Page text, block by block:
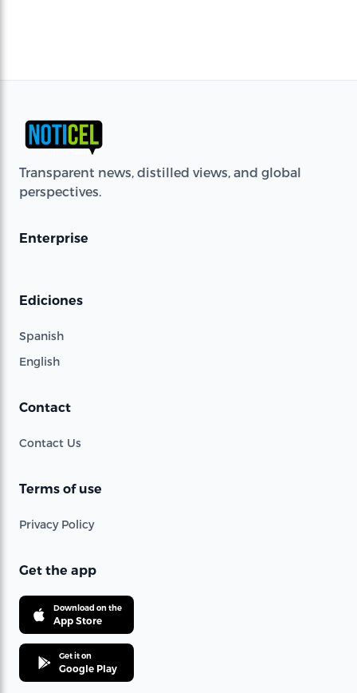
Transparent news, distilled views, and global
perspectives.
Enterprise
Ediciones
Spanish
English
Contact
Contact Us
Terms of use
Privacy Policy
Get the app
Download on the
App Store
Get it on
Google Play